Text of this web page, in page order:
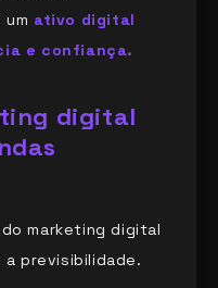
ativo digital
e confiança.
digital
marketing digital
previsibilidade.